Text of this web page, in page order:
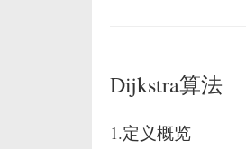
Dijkstra算法
1.定义概览